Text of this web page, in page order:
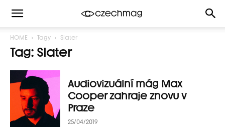
HOME Tagy Slater
Tag: Slater
Audiovizuální mág Max
Cooper zahraje znovu v
Praze
25/04/2019